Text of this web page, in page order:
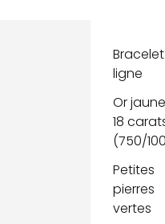
Bracelet
ligne
Or
18
(750/
Petites
pierres
vertes